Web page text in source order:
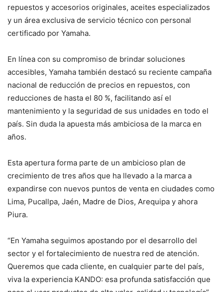
repuestos y accesorios originales, aceites especializados
y un área exclusiva de servicio técnico con personal
certificado por Yamaha.
En línea con su compromiso de brindar soluciones
accesibles, Yamaha también destacó su reciente campaña
nacional de reducción de precios en repuestos, con
reducciones de hasta el 80 %, facilitando así el
mantenimiento y la seguridad de sus unidades en todo el
país. Sin duda la apuesta más ambiciosa de la marca en
años.
Esta apertura forma parte de un ambicioso plan de
crecimiento de tres años que ha llevado a la marca a
expandirse con nuevos puntos de venta en ciudades como
Lima, Pucallpa, Jaén, Madre de Dios, Arequipa y ahora
Piura.
“En Yamaha seguimos apostando por el desarrollo del
sector y el fortalecimiento de nuestra red de atención.
Queremos que cada cliente, en cualquier parte del país,
viva la experiencia KANDO: esa profunda satisfacción que